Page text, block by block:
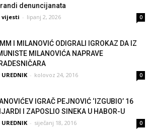
denuncijanata
vijesti - lipanj 2, 2026 0
I MILANOVIĆ ODIGRALI IGROKAZ DA IZ
MILANOVIĆA NAPRAVE
UREDNIK - kolovoz 24, 2016 0
IGRAČ PEJNOVIĆ ‘IZGUBIO’ 16
I ZAPOSLIO SINEKA U HABOR-U
UREDNIK - siječanj 18, 2016 0